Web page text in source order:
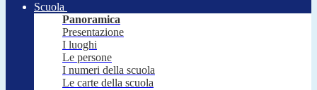
Scuola
Panoramica
Presentazione
I luoghi
Le persone
I numeri della scuola
Le carte della scuola